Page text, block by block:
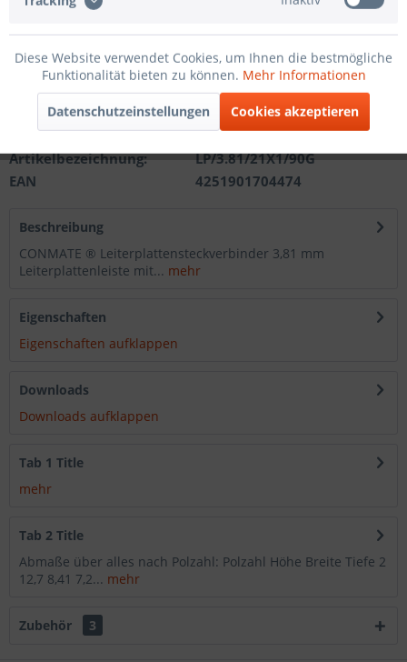
In den Warenkorb
Merken
Artikel-Nr.:
201210311221
Artikelbezeichnung:
LP/3.81/21X1/90G
EAN
4251901704474
Beschreibung
CONMATE ® Leiterplattensteckverbinder 3,81 mm
Leiterplattenleiste mit... mehr
Eigenschaften
Eigenschaften aufklappen
Downloads
Downloads aufklappen
Tab 1 Title
mehr
Tab 2 Title
Abmaße über alles nach Polzahl: Polzahl Höhe Breite Tiefe 2
12,7 8,41 7,2... mehr
Zubehör 3
Diese Website verwendet Cookies, um Ihnen die bestmögliche
Funktionalität bieten zu können. Mehr Informationen
Datenschutzeinstellungen Cookies akzeptieren